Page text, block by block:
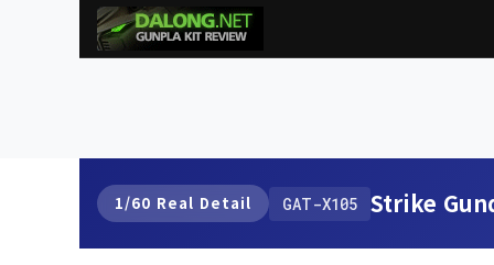
1/60 Real Detail GAT-X105 Strike